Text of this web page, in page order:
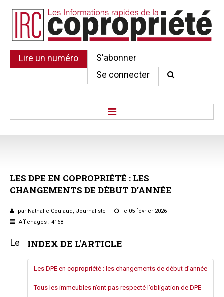
Lire un numéro
S'abonner
Se connecter
Au Parlement
Gestion et maintenance
Pratique de la copro.
Jurisprudence
Études juridiques
Copro. en difficulté
Formez-vous !
Parole d'experts*
LES DPE EN COPROPRIÉTÉ : LES
CHANGEMENTS DE DÉBUT D’ANNÉE
par Nathalie Coulaud, Journaliste
le 05 février 2026
Affichages : 4168
INDEX DE L'ARTICLE
Les DPE en copropriété : les changements de début d’année
Tous les immeubles n’ont pas respecté l’obligation de DPE
Le